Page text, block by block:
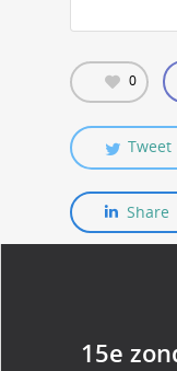
0
Tweet
Share
15e